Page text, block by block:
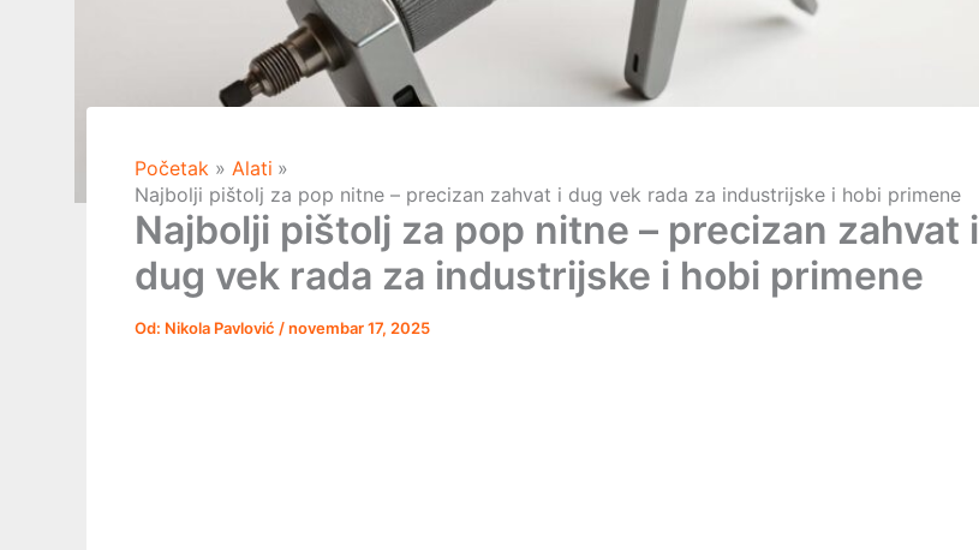
Početak
Alati
Najbolji pištolj za pop nitne – precizan zahvat i dug vek rada za industrijske i hobi primene
Najbolji pištolj za pop nitne – precizan zahvat i
dug vek rada za industrijske i hobi primene
Od: Nikola Pavlović /novembar 17, 2025